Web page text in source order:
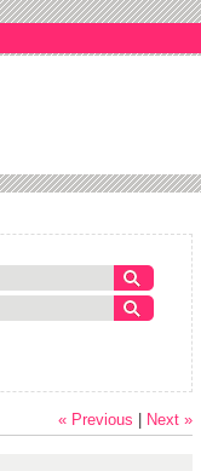
Next »
« Previous